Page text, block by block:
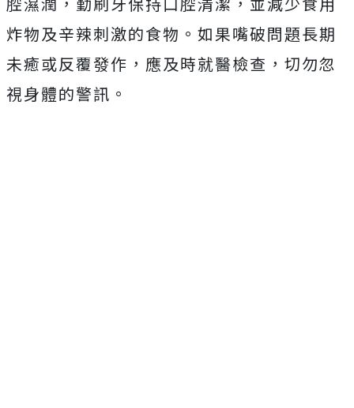
炸物及辛辣刺激的食物。如果嘴破問題長期
未癒或反覆發作，應及時就醫檢查，切勿忽
視身體的警訊。